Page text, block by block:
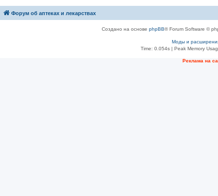
Форум об аптеках и лекарствах
Создано на основе phpBB® Forum Software ©
Моды и
Time: 0.054s| Peak Memory
Рeклама на